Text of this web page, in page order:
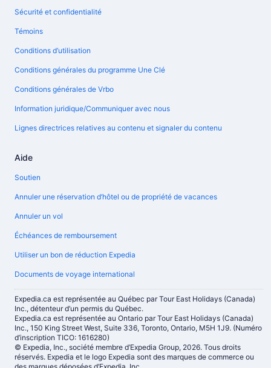
Sécurité et confidentialité
Témoins
Conditions d’utilisation
Conditions générales du programme Une Clé
Conditions générales de Vrbo
Information juridique/Communiquer avec nous
Lignes directrices relatives au contenu et signaler du contenu
Aide
Soutien
Annuler une réservation d’hôtel ou de propriété de vacances
Annuler un vol
Échéances de remboursement
Utiliser un bon de réduction Expedia
Documents de voyage international
Expedia.ca est représentée au Québec par Tour East Holidays (Canada)
Inc., détenteur d’un permis du Québec.
Expedia.ca est représentée au Ontario par Tour East Holidays (Canada)
Inc., 150 King Street West, Suite 336, Toronto, Ontario, M5H 1J9. (Numéro
d’inscription TICO: 1616280)
© Expedia, Inc., société membre d’Expedia Group, 2026. Tous droits
réservés. Expedia et le logo Expedia sont des marques de commerce ou